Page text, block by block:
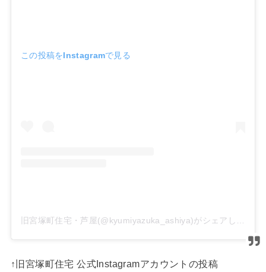
この投稿をInstagramで見る
旧宮塚町住宅・芦屋(@kyumiyazuka_ashiya)がシェアした投稿
↑旧宮塚町住宅 公式Instagramアカウントの投稿